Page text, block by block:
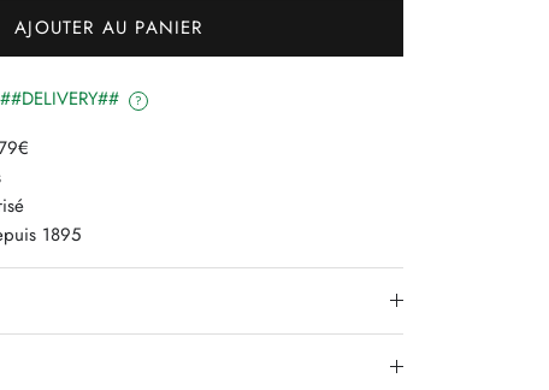
AJOUTER AU PANIER
?
1895